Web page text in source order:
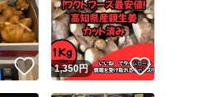
いいね！
1,350円 いいね！